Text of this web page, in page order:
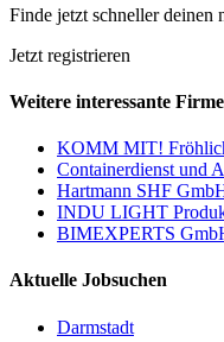
Finde jetzt schneller deinen
Jetzt registrieren
Weitere interessante
KOMM MIT!
Containerdienst und
Hartmann SHF
INDU LIGHT
BIMEXPERTS
Aktuelle Jobsuchen
Darmstadt